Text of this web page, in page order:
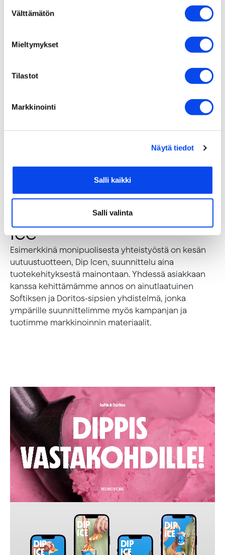
valinta
Välttämätön
Mieltymykset
Tilastot
Markkinointi
Näytä tiedot
Salli kaikki
Salli valinta
Kesän uutuustuote Dip
Ice
Esimerkkinä monipuolisesta yhteistyöstä on kesän
uutuustuotteen, Dip Icen, suunnittelu aina
tuotekehityksestä mainontaan. Yhdessä asiakkaan
kanssa kehittämämme annos on ainutlaatuinen
Softiksen ja Doritos-sipsien yhdistelmä, jonka
ympärille suunnittelimme myös kampanjan ja
tuotimme markkinoinnin materiaalit.